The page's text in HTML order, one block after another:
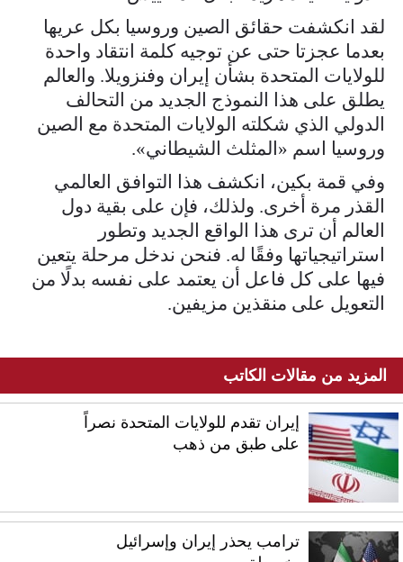
لقد انكشفت حقائق الصين وروسيا بكل عريها
بعدما عجزتا حتى عن توجيه كلمة انتقاد واحدة
للولايات المتحدة بشأن إيران وفنزويلا. والعالم
يطلق على هذا النموذج الجديد من التحالف
الدولي الذي شكلته الولايات المتحدة مع الصين
وروسيا اسم «المثلث الشيطاني».
وفي قمة بكين، انكشف هذا التوافق العالمي
القذر مرة أخرى. ولذلك، فإن على بقية دول
العالم أن ترى هذا الواقع الجديد وتطور
استراتيجياتها وفقًا له. فنحن ندخل مرحلة يتعين
فيها على كل فاعل أن يعتمد على نفسه بدلًا من
التعويل على منقذين مزيفين.
المزيد من مقالات الكاتب
إيران تقدم للولايات المتحدة نصراً
على طبق من ذهب
ترامب يحذر إيران وإسرائيل